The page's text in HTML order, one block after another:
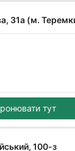
31а (м.
тут
100-з